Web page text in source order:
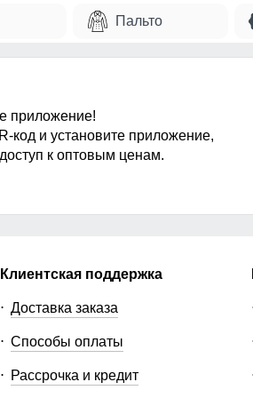
Пальто
приложение!
код и установите приложение,
к оптовым ценам.
Клиентская поддержка
Доставка заказа
Способы оплаты
Рассрочка и кредит